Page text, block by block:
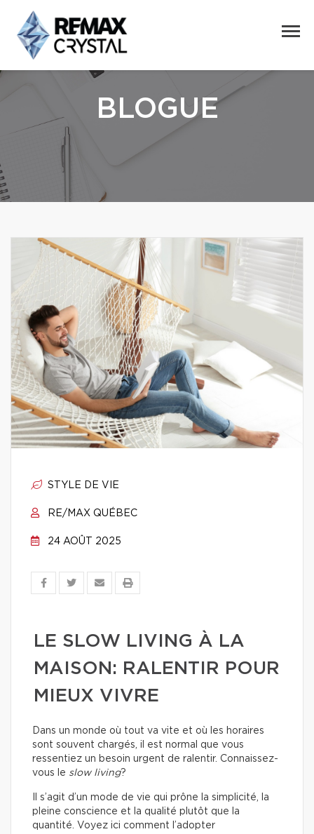
BLOGUE
STYLE DE VIE
RE/MAX QUÉBEC
24 AOÛT 2025
LE SLOW LIVING À LA
MAISON: RALENTIR POUR
MIEUX VIVRE
Dans un monde où tout va vite et où les horaires
sont souvent chargés, il est normal que vous
ressentiez un besoin urgent de ralentir. Connaissez-
vous le slow living?
Il s’agit d’un mode de vie qui prône la simplicité, la
pleine conscience et la qualité plutôt que la
quantité. Voyez ici comment l’adopter